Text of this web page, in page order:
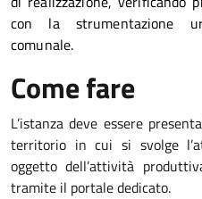
con la strumentazione
comunale.
Come fare
L’istanza deve essere
territorio in cui si svolge
oggetto dell’attività
tramite il portale dedicato.